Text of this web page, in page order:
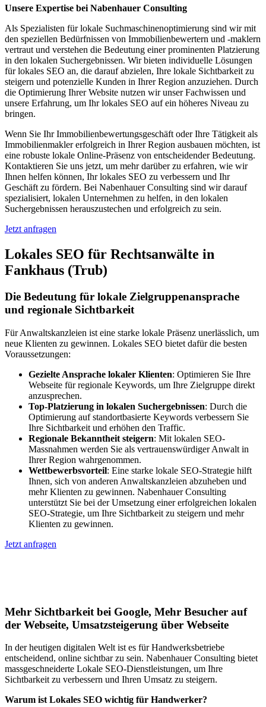
Unsere Expertise bei Nabenhauer Consulting
Als Spezialisten für lokale Suchmaschinenoptimierung sind wir mit
den speziellen Bedürfnissen von Immobilienbewertern und -maklern
vertraut und verstehen die Bedeutung einer prominenten Platzierung
in den lokalen Suchergebnissen. Wir bieten individuelle Lösungen
für lokales SEO an, die darauf abzielen, Ihre lokale Sichtbarkeit zu
steigern und potenzielle Kunden in Ihrer Region anzuziehen. Durch
die Optimierung Ihrer Website nutzen wir unser Fachwissen und
unsere Erfahrung, um Ihr lokales SEO auf ein höheres Niveau zu
bringen.
Wenn Sie Ihr Immobilienbewertungsgeschäft oder Ihre Tätigkeit als
Immobilienmakler erfolgreich in Ihrer Region ausbauen möchten, ist
eine robuste lokale Online-Präsenz von entscheidender Bedeutung.
Kontaktieren Sie uns jetzt, um mehr darüber zu erfahren, wie wir
Ihnen helfen können, Ihr lokales SEO zu verbessern und Ihr
Geschäft zu fördern. Bei Nabenhauer Consulting sind wir darauf
spezialisiert, lokalen Unternehmen zu helfen, in den lokalen
Suchergebnissen herauszustechen und erfolgreich zu sein.
Jetzt anfragen
Lokales SEO für Rechtsanwälte in
Fankhaus (Trub)
Die Bedeutung für lokale Zielgruppenansprache
und regionale Sichtbarkeit
Für Anwaltskanzleien ist eine starke lokale Präsenz unerlässlich, um
neue Klienten zu gewinnen. Lokales SEO bietet dafür die besten
Voraussetzungen:
Gezielte Ansprache lokaler Klienten: Optimieren Sie Ihre
Webseite für regionale Keywords, um Ihre Zielgruppe direkt
anzusprechen.
Top-Platzierung in lokalen Suchergebnissen: Durch die
Optimierung auf standortbasierte Keywords verbessern Sie
Ihre Sichtbarkeit und erhöhen den Traffic.
Regionale Bekanntheit steigern: Mit lokalen SEO-
Massnahmen werden Sie als vertrauenswürdiger Anwalt in
Ihrer Region wahrgenommen.
Wettbewerbsvorteil: Eine starke lokale SEO-Strategie hilft
Ihnen, sich von anderen Anwaltskanzleien abzuheben und
mehr Klienten zu gewinnen. Nabenhauer Consulting
unterstützt Sie bei der Umsetzung einer erfolgreichen lokalen
SEO-Strategie, um Ihre Sichtbarkeit zu steigern und mehr
Klienten zu gewinnen.
Jetzt anfragen
Mehr Sichtbarkeit bei Google, Mehr Besucher auf
der Webseite, Umsatzsteigerung über Webseite
In der heutigen digitalen Welt ist es für Handwerksbetriebe
entscheidend, online sichtbar zu sein. Nabenhauer Consulting bietet
massgeschneiderte Lokale SEO-Dienstleistungen, um Ihre
Sichtbarkeit zu verbessern und Ihren Umsatz zu steigern.
Warum ist Lokales SEO wichtig für Handwerker?